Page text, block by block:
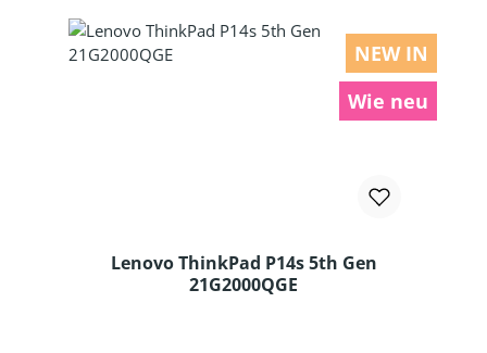
NEW IN
Wie neu
Lenovo ThinkPad P14s 5th Gen
21G2000QGE